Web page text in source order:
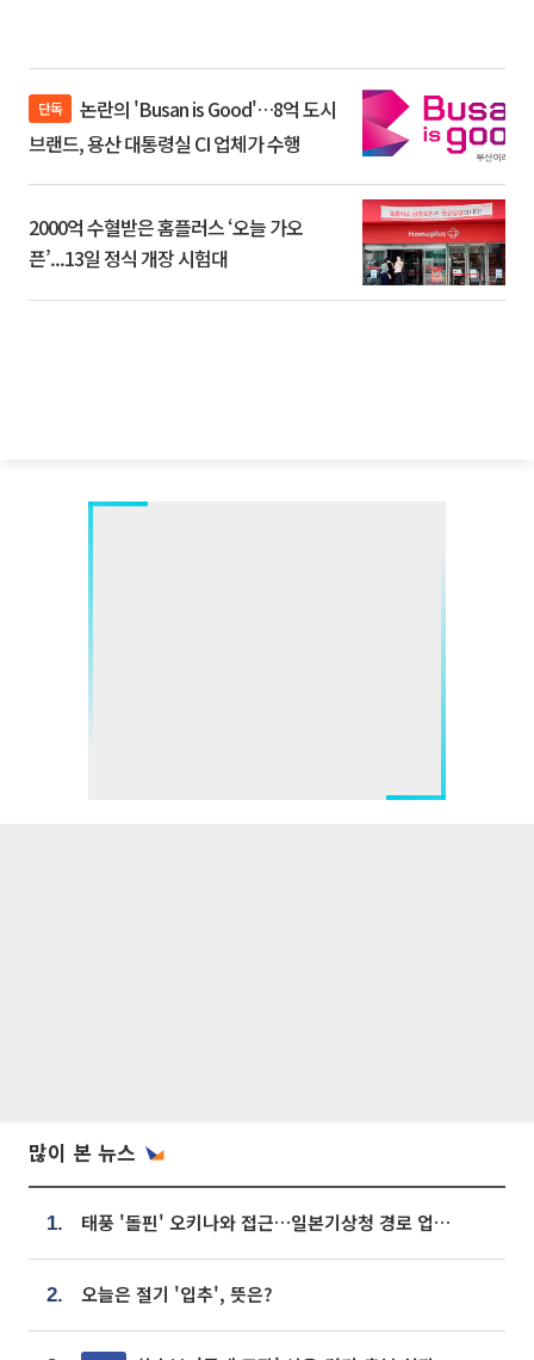
단독
브랜드, 용산 대통령실 CI 업체가 수행
2000억 수혈받은 홈플러스 ‘오늘 가오
픈’...13일 정식 개장 시험대
많이 본 뉴스
1. 태풍 '돌핀' 오키나와 접근…일본기상청 경로 업데이트
2. 오늘은 절기 '입추', 뜻은?